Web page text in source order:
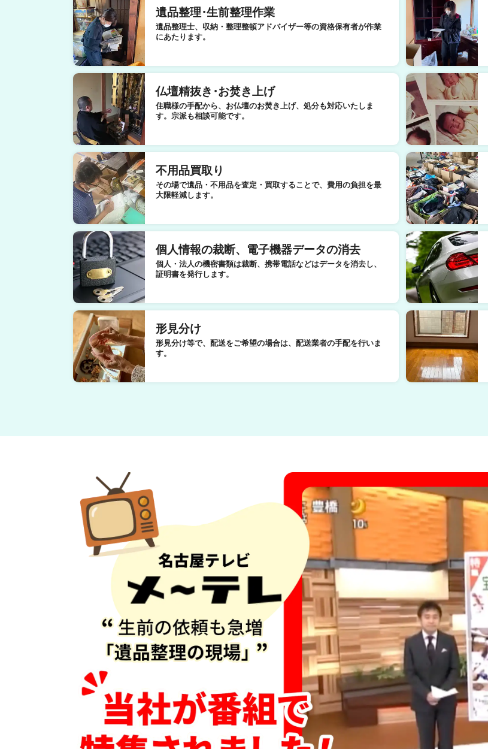
遺品整理・生前整理作業
遺品整理士、収納・整理整頓アドバイザー等の資格保有者が作業
にあたります。
仏壇精抜き・お焚き上げ
住職様の手配から、お仏壇のお焚き上げ、処分も対応いたしま
す。宗派も相談可能です。
不用品買取り
その場で遺品・不用品を査定・買取することで、費用の負担を最
大限軽減します。
個人情報の裁断、電子機器データの消去
個人・法人の機密書類は裁断、携帯電話などはデータを消去し、
証明書を発行します。
形見分け
形見分け等で、配送をご希望の場合は、配送業者の手配を行いま
す。